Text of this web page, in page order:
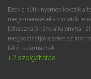
BELÉPÉS
Ezek a sütik nyomon követik a
megismerésével a hirdetők
felhasználó hány alkalommal
megoszthatják ezeket az
féltől származnak.
↓ 2 szolgáltatás